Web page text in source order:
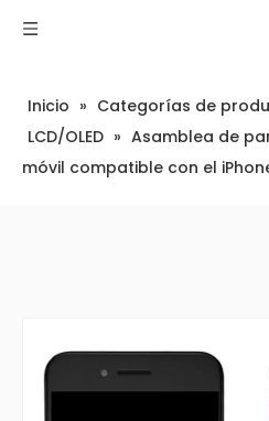
Inicio » Categorías de
LCD/OLED » Asamblea de
móvil compatible con el